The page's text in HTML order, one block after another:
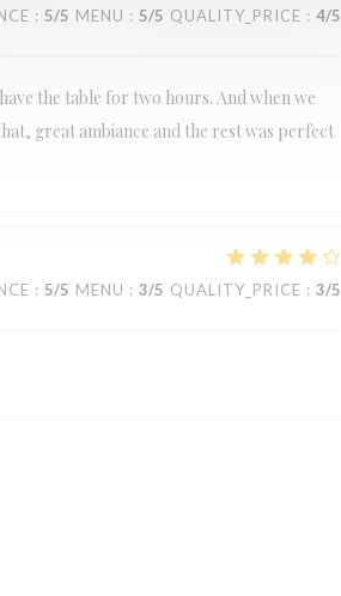
: 5/5 MENU : 5/5 QUALITY_PRICE : 4/5
the table for two hours. And when we
great ambiance and the rest was perfect
: 5/5 MENU : 3/5 QUALITY_PRICE : 3/5